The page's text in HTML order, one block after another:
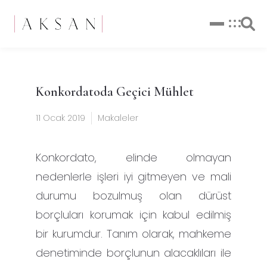
Konkordatoda Geçici Mühlet
11 Ocak 2019 Makaleler
Konkordato, elinde olmayan
nedenlerle işleri iyi gitmeyen ve mali
durumu bozulmuş olan dürüst
borçluları korumak için kabul edilmiş
bir kurumdur. Tanım olarak, mahkeme
denetiminde borçlunun alacaklıları ile